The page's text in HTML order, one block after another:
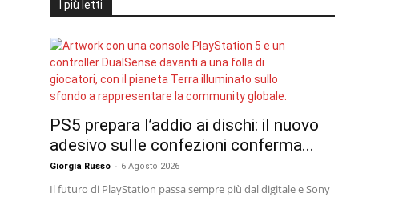
I più letti
PS5 prepara l’addio ai dischi: il nuovo
adesivo sulle confezioni conferma...
Giorgia Russo - 6 Agosto 2026
Il futuro di PlayStation passa sempre più dal digitale e Sony